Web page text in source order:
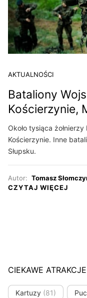
AKTUALNOŚCI
Bataliony
Kościerzynie,
Około tysiąca
Kościerzynie. Inne
Słupsku.
Autor: Tomasz
CZYTAJ WIĘCEJ
CIEKAWE
Kartuzy (81)